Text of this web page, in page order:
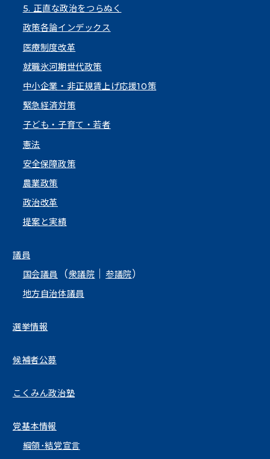
5. 正直な政治をつらぬく
政策各論インデックス
医療制度改革
就職氷河期世代政策
中小企業・非正規賃上げ応援10策
緊急経済対策
子ども・子育て・若者
憲法
安全保障政策
農業政策
政治改革
提案と実績
議員
国会議員
（衆議院 ｜参議院）
地方自治体議員
選挙情報
候補者公募
こくみん政治塾
党基本情報
綱領･結党宣言